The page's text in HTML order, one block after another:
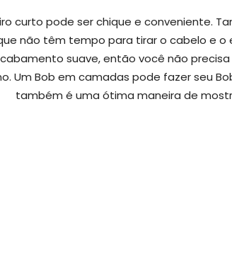
curto pode ser chique e conveniente.
não têm tempo para tirar o cabelo e o
suave, então você não
Um Bob em camadas pode fazer seu
também é uma ótima maneira de